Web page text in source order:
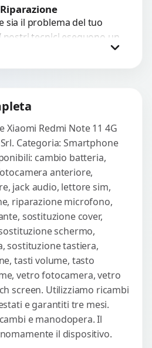
Preventivo
WhatsApp
sia il problema del tuo
nostri tecnici eseguono un
con strumenti
Xiaomi Redmi Note 11 4G
Categoria: Smartphone
cambio batteria,
anteriore,
jack audio, lettore sim,
riparazione microfono,
sostituzione cover,
schermo,
sostituzione tastiera,
tasti volume, tasto
vetro fotocamera, vetro
screen. Utilizziamo ricambi
e garantiti tre mesi.
e manodopera. Il
il dispositivo.